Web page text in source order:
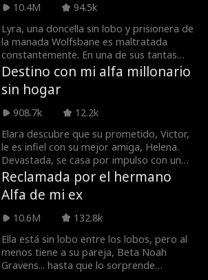
rechazó a Emma, ​​entonces, ¿por qué
está dispuesto a arriesgarse a mantener
a Emma a salvo?
10.4M
94.5k
Lyra, una doncella sin lobo y prisionera de
la manada Wolfsbane es maltratada
constantemente. En una de sus tantas
escapadas, Lyra se acuesta
accidentalmente con el Alfa Alfred, el Alfa
más fuerte de la manada Moonshadow y,
para su mala fortuna, queda embarazada
de él. El alfa Alfred la rescata del Alfa
Roland y la lleva a su manada... pero hay
un pequeño problema: su manada no
aceptará a una simple doncella
cualquiera, así que Alfred y Lyra hacen un
falso contrato de Luna para intentar
protegerla. ¿Podrá Lyra aprender a ser
una Luna y podrán proteger al cachorro
que viene en camino?
Destino con mi alfa millonario
sin hogar
908.7k
12.2k
Elara descubre que su prometido, Victor,
le es infiel con su mejor amiga, Helena.
Devastada, se casa por impulso con un
humilde vagabundo llamado Liam. Lo que
Elara ignora es que Liam es en realidad
un alfa multimillonario, líder de los
hombres lobo, ¡que la mimará más de lo
que jamás imaginó!
Reclamada por el hermano
Alfa de mi ex
10.6M
132.8k
Ella está sin lobo entre los lobos, pero al
menos tiene a su pareja, Beta Noah
Gravens... hasta que lo sorprende